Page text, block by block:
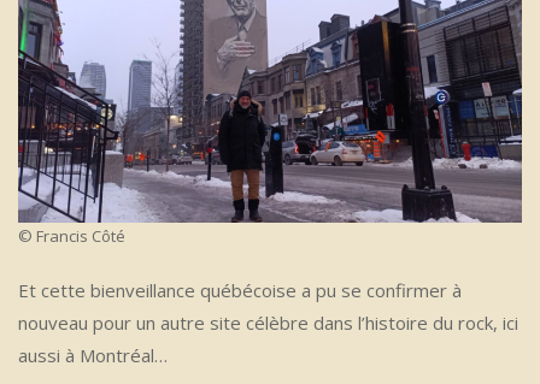
© Francis Côté
Et cette bienveillance québécoise a pu se confirmer à
nouveau pour un autre site célèbre dans l’histoire du rock, ici
aussi à Montréal…